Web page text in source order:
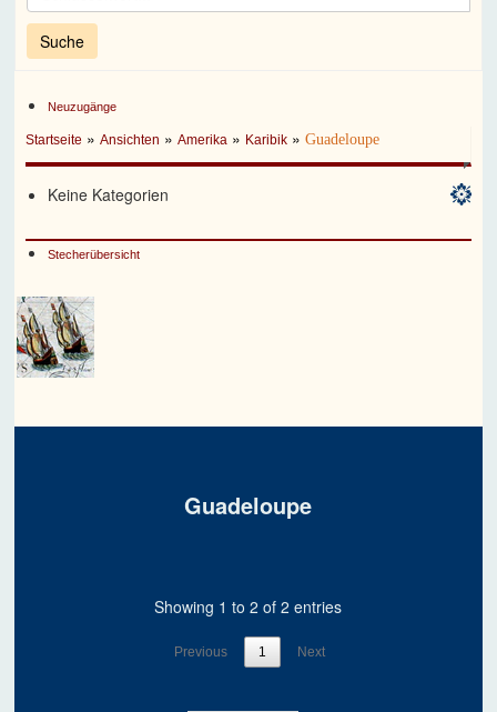
Neuzugänge
Startseite »Ansichten »Amerika » Karibik »Guadeloupe
Keine Kategorien
Stecherübersicht
Guadeloupe
Showing 1 to 2 of 2 entries
Previous 1 Next